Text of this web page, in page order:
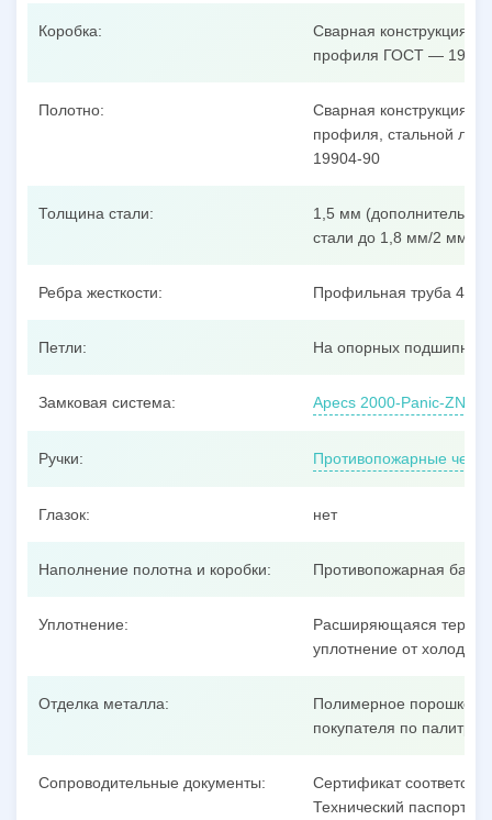
Коробка:
Сварная конструкция из
профиля ГОСТ —
Полотно:
Сварная конструкция из
профиля, стальной
19904-90
Толщина стали:
1,5 мм
стали до 1,8 мм/2 мм/3
Ребра жесткости: Профильная труба
Петли: На опорных
Замковая система: Apecs 2000-Panic-ZN,
Ручки: Противопожарные
Глазок: нет
Наполнение полотна и коробки: Противопожарная
Уплотнение:
Расширяющаяся
уплотнение от
Отделка металла:
Полимерное
покупателя по палитре
Сопроводительные документы:
Сертификат
Технический паспорт